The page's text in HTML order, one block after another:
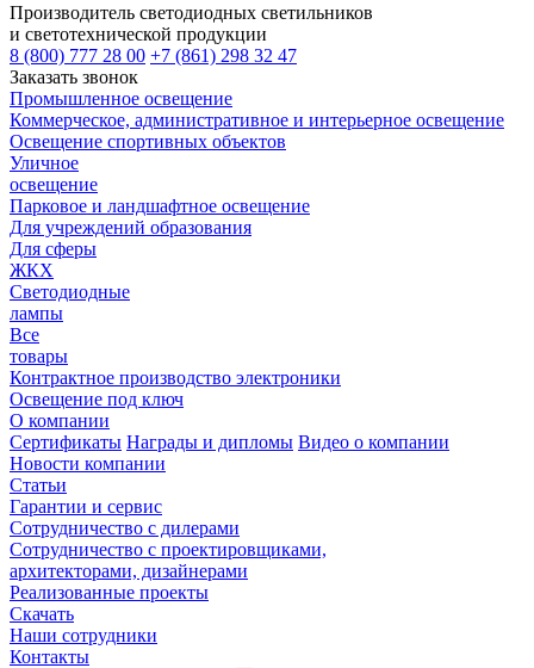
Производитель светодиодных светильников
и светотехнической продукции
8 (800) 777 28 00 +7 (861) 298 32 47
Заказать звонок
Промышленное освещение
Коммерческое, административное и интерьерное освещение
Освещение спортивных объектов
Уличное
освещение
Парковое и ландшафтное освещение
Для учреждений образования
Для сферы
ЖКХ
Светодиодные
лампы
Все
товары
Контрактное производство электроники
Освещение под ключ
О компании
Сертификаты Награды и дипломы Видео о компании
Новости компании
Статьи
Гарантии и сервис
Сотрудничество с дилерами
Сотрудничество с проектировщиками,
архитекторами, дизайнерами
Реализованные проекты
Скачать
Наши сотрудники
Контакты